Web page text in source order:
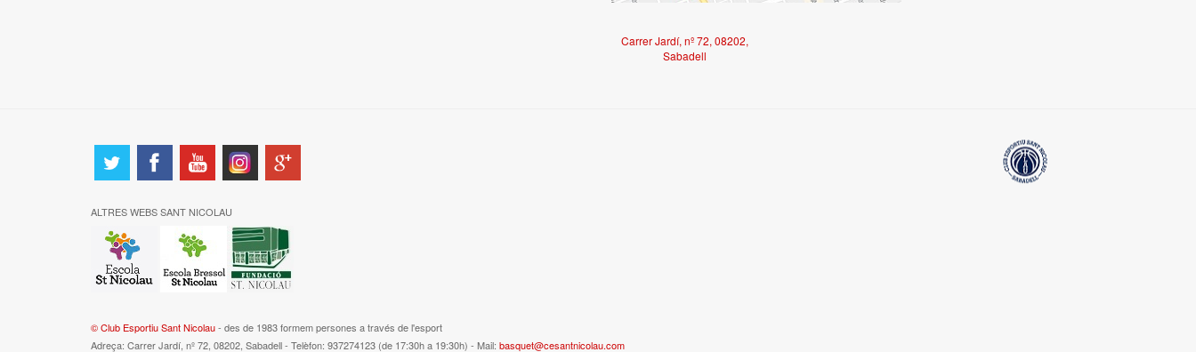
Carrer Jardí, nº 72, 08202,
Sabadell
ALTRES WEBS SANT NICOLAU
© Club Esportiu Sant Nicolau- des de 1983 formem persones a través de l'esport
Adreça: Carrer Jardí, nº 72, 08202, Sabadell - Telèfon: 937274123 (de 17:30h a 19:30h) - Mail: basquet@cesantnicolau.com